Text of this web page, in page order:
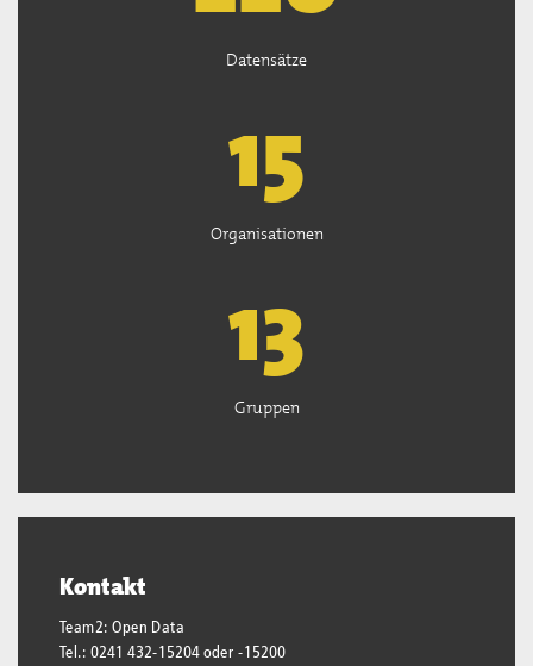
Datensätze
15
Organisationen
13
Gruppen
Kontakt
Team2: Open Data
Tel.: 0241 432-15204 oder -15200